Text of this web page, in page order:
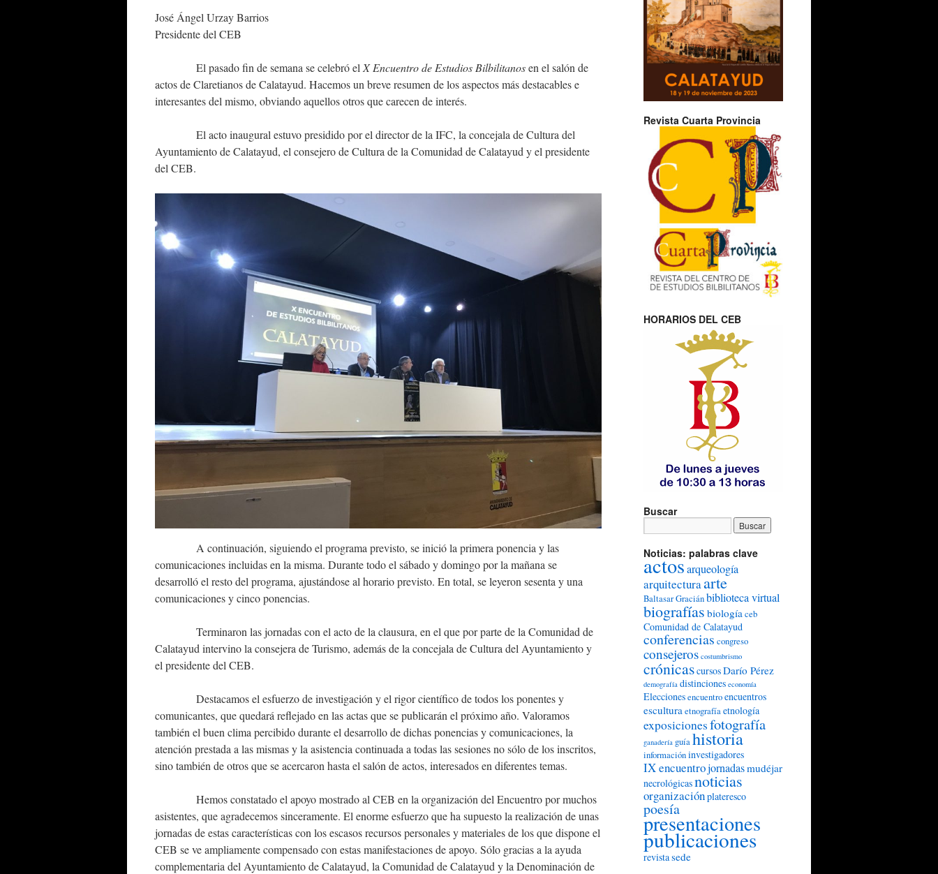
José Ángel Urzay Barrios
Presidente del CEB
El pasado fin de semana se celebró el X Encuentro de Estudios Bilbilitanosen el salón de
actos de Claretianos de Calatayud. Hacemos un breve resumen de los aspectos más destacables e
interesantes del mismo, obviando aquellos otros que carecen de interés.
El acto inaugural estuvo presidido por el director de la IFC, la concejala de Cultura del
Ayuntamiento de Calatayud, el consejero de Cultura de la Comunidad de Calatayud y el presidente
del CEB.
A continuación, siguiendo el programa previsto, se inició la primera ponencia y las
comunicaciones incluidas en la misma. Durante todo el sábado y domingo por la mañana se
desarrolló el resto del programa, ajustándose al horario previsto. En total, se leyeron sesenta y una
comunicaciones y cinco ponencias.
Terminaron las jornadas con el acto de la clausura, en el que por parte de la Comunidad de
Calatayud intervino la consejera de Turismo, además de la concejala de Cultura del Ayuntamiento y
el presidente del CEB.
Destacamos el esfuerzo de investigación y el rigor científico de todos los ponentes y
comunicantes, que quedará reflejado en las actas que se publicarán el próximo año. Valoramos
también el buen clima percibido durante el desarrollo de dichas ponencias y comunicaciones, la
atención prestada a las mismas y la asistencia continuada a todas las sesiones no sólo de los inscritos,
sino también de otros que se acercaron hasta el salón de actos, interesados en diferentes temas.
Hemos constatado el apoyo mostrado al CEB en la organización del Encuentro por muchos
asistentes, que agradecemos sinceramente. El enorme esfuerzo que ha supuesto la realización de unas
jornadas de estas características con los escasos recursos personales y materiales de los que dispone el
CEB se ve ampliamente compensado con estas manifestaciones de apoyo. Sólo gracias a la ayuda
complementaria del Ayuntamiento de Calatayud, la Comunidad de Calatayud y la Denominación de
Revista Cuarta Provincia
HORARIOS DEL CEB
Buscar
Noticias: palabras clave
actosarqueología
arquitecturaarte
Baltasar Graciánbiblioteca virtual
biografías biología ceb
Comunidad de Calatayud
conferencias congreso
consejeros costumbrismo
crónicascursosDarío Pérez
demografía distinciones economía
Eleccionesencuentroencuentros
escultura etnografíaetnología
exposicionesfotografía
ganadería guíahistoria
informacióninvestigadores
IX encuentrojornadasmudéjar
necrológicasnoticias
organizaciónplateresco
poesía
presentaciones
publicaciones
revistasede